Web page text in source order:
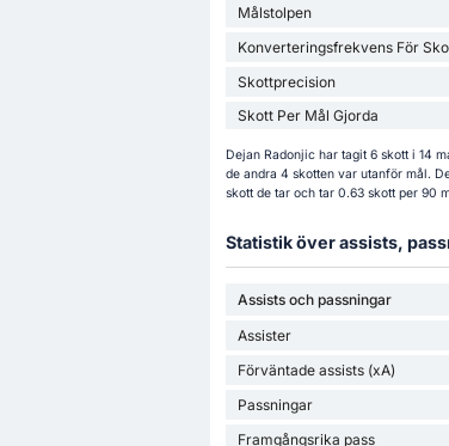
Målstolpen
Konverteringsfrekvens För
Skottprecision
Skott Per Mål Gjorda
Dejan Radonjic har tagit 6 skott i 14
de andra 4 skotten var utanför mål.
skott de tar och tar 0.63 skott per 90
Statistik över assists,
Assists och passningar
Assister
Förväntade assists (xA)
Passningar
Framgångsrika pass